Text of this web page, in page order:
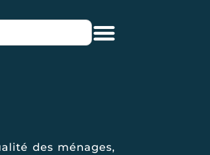
des ménages,